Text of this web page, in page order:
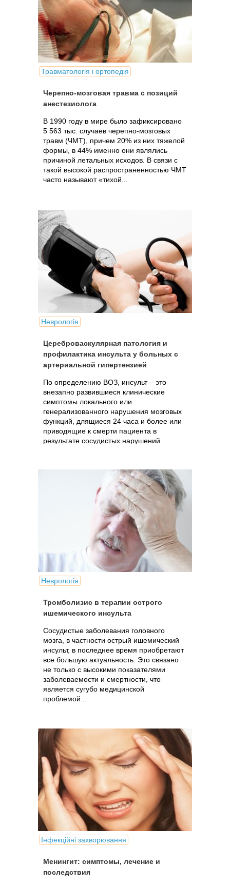
Травматологія і ортопедія
Черепно-мозговая травма с позиций
анестезиолога
В 1990 году в мире было зафиксировано
5 563 тыс. случаев черепно-мозговых
травм (ЧМТ), причем 20% из них тяжелой
формы, в 44% именно они являлись
причиной летальных исходов. В связи с
такой высокой распространенностью ЧМТ
часто называют «тихой...
Неврологія
Цереброваскулярная патология и
профилактика инсульта у больных с
артериальной гипертензией
По определению ВОЗ, инсульт – это
внезапно развившиеся клинические
симптомы локального или
генерализованного нарушения мозговых
функций, длящиеся 24 часа и более или
приводящие к смерти пациента в
результате сосудистых нарушений.
Неврологія
Тромболизис в терапии острого
ишемического инсульта
Сосудистые заболевания головного
мозга, в частности острый ишемический
инсульт, в последнее время приобретают
все большую актуальность. Это связано
не только с высокими показателями
заболеваемости и смертности, что
является сугубо медицинской
проблемой...
Інфекційні захворювання
Менингит: симптомы, лечение и
последствия